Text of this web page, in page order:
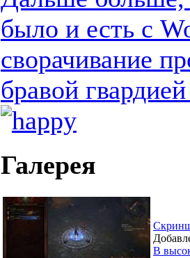
было и есть с
сворачивание
бравой
Галерея
В